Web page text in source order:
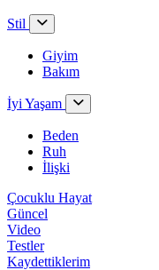
Stil
Giyim
Bakım
İyi Yaşam
Beden
Ruh
İlişki
Çocuklu Hayat
Güncel
Video
Testler
Kaydettiklerim